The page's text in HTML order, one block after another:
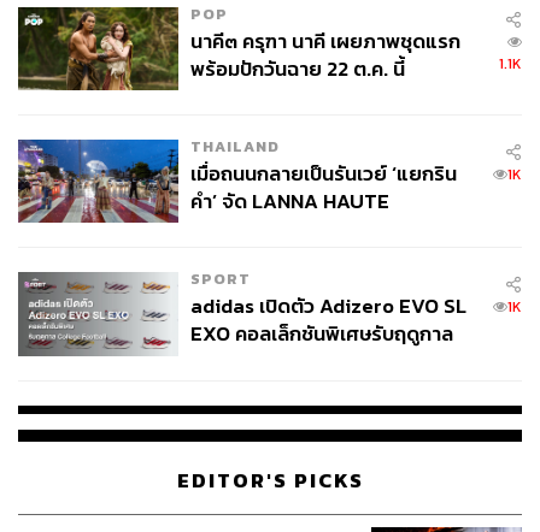
POP
นาคี๓ ครุฑา นาคี เผยภาพชุดแรก
พร้อมปักวันฉาย 22 ต.ค. นี้
1.1K
THAILAND
เมื่อถนนกลายเป็นรันเวย์ ‘แยกริน
คำ’ จัด LANNA HAUTE
1K
SPORT
adidas เปิดตัว Adizero EVO SL
EXO คอลเล็กชันพิเศษรับฤดูกาล
1K
EDITOR'S PICKS